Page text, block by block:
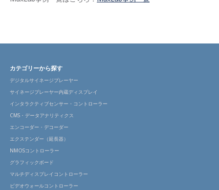
カテゴリーから探す
デジタルサイネージプレーヤー
サイネージプレーヤー内蔵ディスプレイ
インタラクティブセンサー・コントローラー
CMS・データアナリティクス
エンコーダー・デコーダー
エクステンダー（延長器）
NMOSコントローラー
グラフィックボード
マルチディスプレイコントローラー
ビデオウォールコントローラー